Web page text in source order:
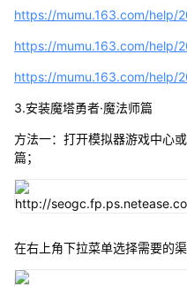
https://mumu.163.com/help/
https://mumu.163.com/help/
https://mumu.163.com/help/
3.安装魔塔勇者·魔法师篇
方法一：打开模拟器游戏中心
篇；
在右上角下拉菜单选择需要的渠